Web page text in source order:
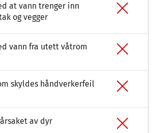
at vann trenger inn
og vegger
vann fra utett våtrom
skyldes håndverkerfeil
av dyr